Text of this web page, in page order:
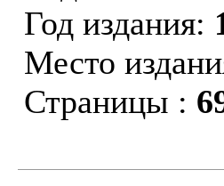
Год издания:
Место
Страницы :